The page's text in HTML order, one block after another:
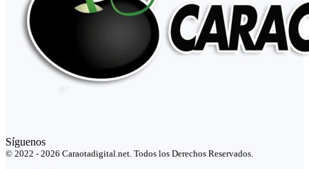
Síguenos
© 2022 - 2026 Caraotadigital.net. Todos los Derechos Reservados.